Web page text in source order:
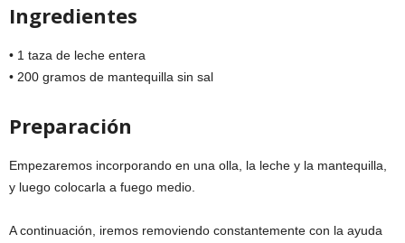
Ingredientes
• 1 taza de leche entera
• 200 gramos de mantequilla sin sal
Preparación
Empezaremos incorporando en una olla, la leche y la mantequilla,
y luego colocarla a fuego medio.
A continuación, iremos removiendo constantemente con la ayuda